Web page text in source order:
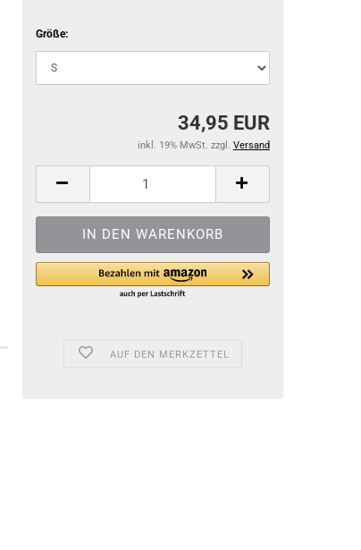
Größe:
34,95 EUR
inkl. 19% MwSt. zzgl. Versand
AUF DEN MERKZETTEL